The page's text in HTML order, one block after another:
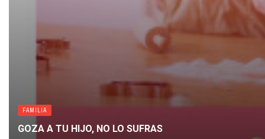
FAMILIA
GOZA A TU HIJO, NO LO SUFRAS